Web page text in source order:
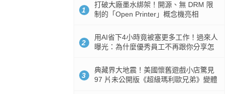
1
打破大廠墨水綁架！開源、無 DRM 限
制的「Open Printer」概念機亮相
2
用AI省下4小時竟被塞更多工作！過來人
曝光：為什麼優秀員工不再跟你分享怎
3
典藏界大地震！美國懷舊遊戲小店驚見
97 片未公開版《超級瑪利歐兄弟》變體